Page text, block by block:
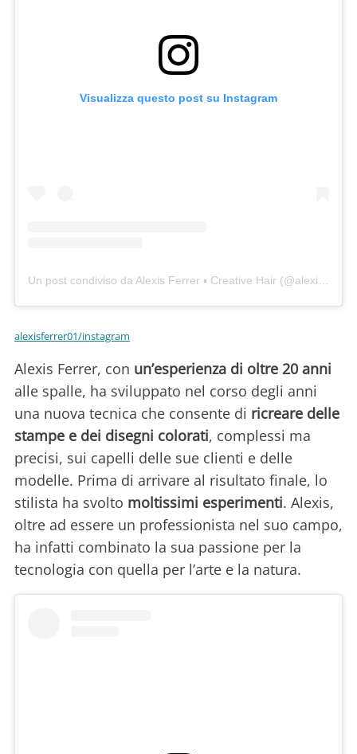
Visualizza questo post su Instagram
alexisferrer01/instagram
Alexis Ferrer, con un’esperienza di oltre 20 anni
alle spalle, ha sviluppato nel corso degli anni
una nuova tecnica che consente di ricreare delle
stampe e dei disegni colorati, complessi ma
precisi, sui capelli delle sue clienti e delle
modelle. Prima di arrivare al risultato finale, lo
stilista ha svolto moltissimi esperimenti. Alexis,
oltre ad essere un professionista nel suo campo,
ha infatti combinato la sua passione per la
tecnologia con quella per l’arte e la natura.